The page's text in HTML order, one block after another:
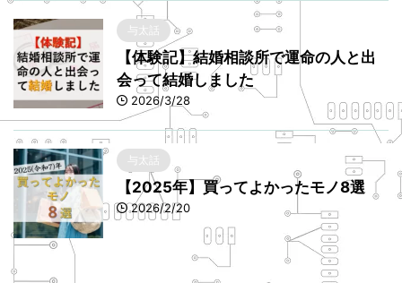
与太話
【体験記】結婚相談所で運命の人と出
会って結婚しました
2026/3/28
与太話
【2025年】買ってよかったモノ8選
2026/2/20